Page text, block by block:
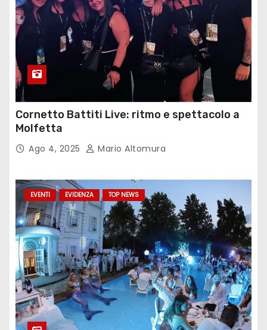
Cornetto Battiti Live: ritmo e spettacolo a
Molfetta
Ago 4, 2025 Mario Altomura
EVENTI EVIDENZA TOP NEWS